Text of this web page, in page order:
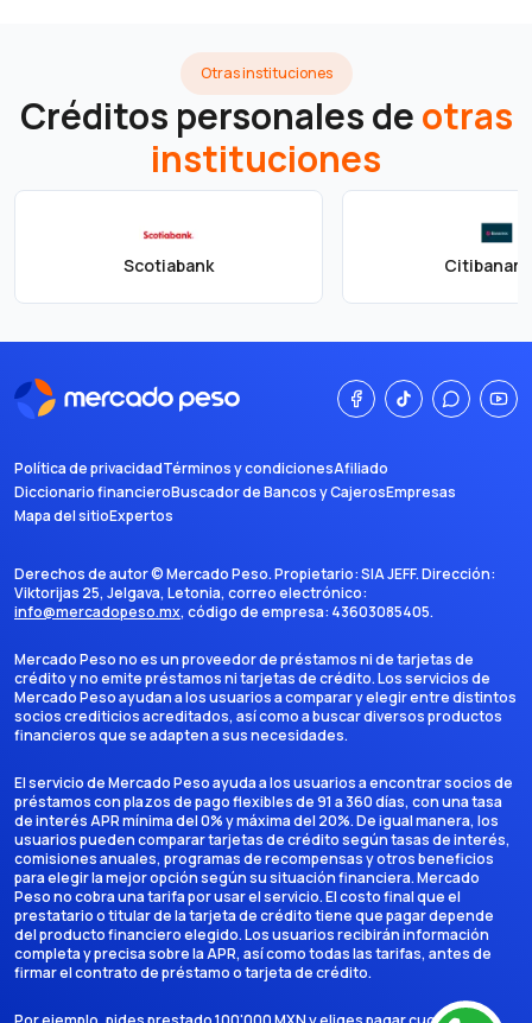
Otras instituciones
Créditos personales deotras
instituciones
Scotiabank
Política de privacidadTérminos y condicionesAfiliado
Diccionario financieroBuscador de Bancos y CajerosEmpresas
Mapa del sitioExpertos
Derechos de autor ©Mercado Peso. Propietario:SIA JEFF. Dirección:
Viktorijas 25, Jelgava, Letonia, correo electrónico:
info@mercadopeso.mx, código de empresa: 43603085405.
Mercado Peso no es un proveedor de préstamos ni de tarjetas de
crédito y no emite préstamos ni tarjetas de crédito. Los servicios de
Mercado Peso ayudan a los usuarios a comparar y elegir entre distintos
socios crediticios acreditados, así como a buscar diversos productos
financieros que se adapten a sus necesidades.
El servicio de Mercado Peso ayuda a los usuarios a encontrar socios de
préstamos con plazos de pago flexibles de 91 a 360 días, con una tasa
de interés APR mínima del 0% y máxima del 20%. De igual manera, los
usuarios pueden comparar tarjetas de crédito según tasas de interés,
comisiones anuales, programas de recompensas y otros beneficios
para elegir la mejor opción según su situación financiera. Mercado
Peso no cobra una tarifa por usar el servicio. El costo final que el
prestatario o titular de la tarjeta de crédito tiene que pagar depende
del producto financiero elegido. Los usuarios recibirán información
completa y precisa sobre la APR, así como todas las tarifas, antes de
firmar el contrato de préstamo o tarjeta de crédito.